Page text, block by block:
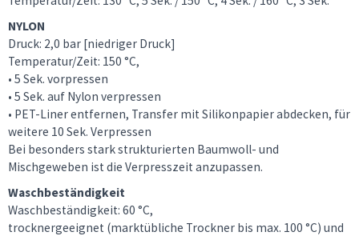
NYLON
Druck: 2,0 bar [niedriger Druck]
Temperatur/Zeit: 150 °C,
• 5 Sek. vorpressen
• 5 Sek. auf Nylon verpressen
• PET-Liner entfernen, Transfer mit Silikonpapier abdecken, für
weitere 10 Sek. Verpressen
Bei besonders stark strukturierten Baumwoll- und
Mischgeweben ist die Verpresszeit anzupassen.
Waschbeständigkeit
Waschbeständigkeit: 60 °C,
trocknergeeignet (marktübliche Trockner bis max. 100 °C) und